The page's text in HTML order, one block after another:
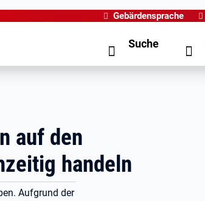
Gebärdensprache
Suche
auf den
handeln
Aufgrund der